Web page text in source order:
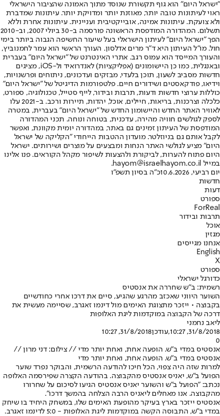
"ישראל היום" הוא גוף תקשורת שנוסד מתוך האמונה שהציבור הישראלי
ראוי לעיתונות טובה יותר, מאוזנת יותר ומדויקת יותר. עיתונות שמדברת
ולא צועקת. עיתונות אמינה, אובייקטיבית ועניינית. עיתונות אחרת וללא
תשלום. המהדורה המודפסת הראשונה פורסמה ב-30 ביולי 2007, וב-2010
הפך "ישראל היום" לעיתון הישראלי בעל שיעור החשיפה הגבוה ביותר בימי
חול. מו"ל העיתון היא ד"ר מרים אדלסון. העורך הראשי הוא עמר לחמנוביץ,
והעורך המייסד הוא עמוס רגב. אתרי האינטרנט של "ישראל היום" בעברית
ובאנגלית, כמו כן היישומונים (אפליקציות) לאנדרואיד ול-iOS, מציגים
חדשות מסביב לשעון, תוכן בלעדי, מבזקים ועדכונים, ניתוחים ופרשנויות,
וידיאו, פודקאסטים ושידורים חיים. פלטפורמות הדיגיטל של "ישראל היום"
כוללות ערוצי חדשות ודעות, תרבות ובידור, לייף סטייל, טכנולוגיה, ספורט,
כלכלה וצרכנות, בריאות, חיילים, אוכל, יהדות, תיירות ורכב. ב-2021 עלו
לאוויר האתר החדש והיישומון החדש של "ישראל היום" בעברית, במטרה
לספק לגולשים חוויה מהירה, עדכנית, בטוחה ונוחה. תכני המהדורה
המודפסת של העיתון זמינים גם באתר, במהדורה יומית מקוונת, ואפשר
לקבל אותם גם בניוזלטר. מועדון ההטבות הייחודי "הקליקה של ישראל
היום" מציע לגולשי האתר הנחות ומבצעים על מוצרים ושירותים. ישראל
היום פתוח להערות, לביקורת ולהצעות לשיפור מקהל הקוראים. פנו אלינו
במייל hayom@israelhayom.co.il.
יום רביעי, 10.6.2026
כ"ה בסיון תשפ"ו
חדשות
דעות
ספורט
ForReal
תרבות ובידור
אוכל
מגזין
אנחנו מגייסים
English
X
ספורט
כדורגל ישראלי
רשמית: ב"ש שחררה את אנסטיס
השוער היווני שאכזב מהרגע שהגיע, סיים את דרכו אחרי כחודשיים
בקבוצה • ייזכר מתצוגת האימים מול דינמו זאגרב, שסיימה מעשית את
דרכה של הקבוצה במוקדמות ליגת האלופות
ליאב נחמני
31/8/2018, 10:27
,עודכן31/8/2018, 10:27
0
אנסטיס במדי ב"ש. הופעה אחת, ואחת יותר מדי // צילום: דני מרון //
אנסטיס במדי ב"ש. הופעה אחת, ואחת יותר מדי
למרות שזה היה צפוי, הכל חיכו להודעה הרשמית, והבוקר נפרד שוער
הפועל ב"ש, יאניס אנסטיס מהקבוצה. בהודעה הקצרה שפירסמה האלופה
נכתב: "הפועל ב"ש והשוער יאניס אנסטיס הגיעו לסיכום על שחרורו
מהקבוצה. אנו מאחלים ליאניס הרבה הצלחה בהמשך דרכו".
אנסטיס ייזכר בארץ בעיקר מהופעת האימים שלו, במשחק היחיד בו שיחק
במדי ב"ש, התבוסה הקשה במוקדמות ליגת האלופות - 5:0 לדינמו זאגרב.